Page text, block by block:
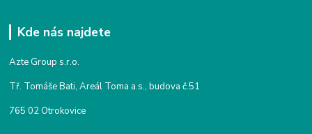
Kde nás najdete
Azte Group s.r.o.
Tř. Tomáše Bati, Areál Toma a.s., budova č.51
765 02 Otrokovice